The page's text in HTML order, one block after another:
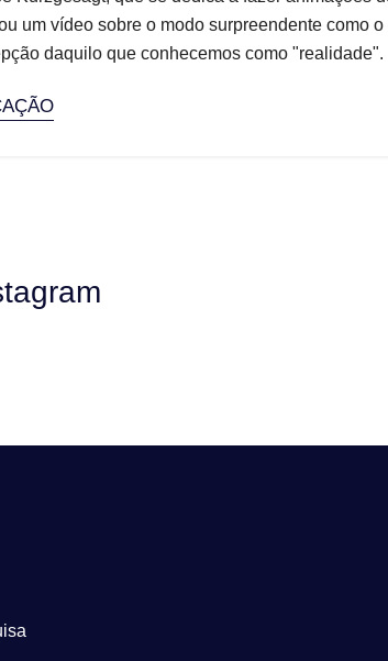
um vídeo sobre o modo surpreendente como
daquilo que conhecemos como